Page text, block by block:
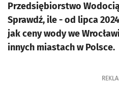
Przedsiębiorstwo
Sprawdź, ile - od lipca
jak ceny wody we
innych miastach w Polsce.